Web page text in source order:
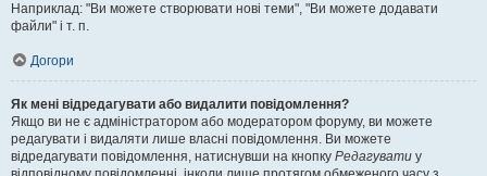
Наприклад: "Ви можете створювати нові теми", "Ви можете додавати
файли" і т. п.
Догори
Як мені відредагувати або видалити повідомлення?
Якщо ви не є адміністратором або модератором форуму, ви можете
редагувати і видаляти лише власні повідомлення. Ви можете
відредагувати повідомлення, натиснувши на кнопку Редагувати у